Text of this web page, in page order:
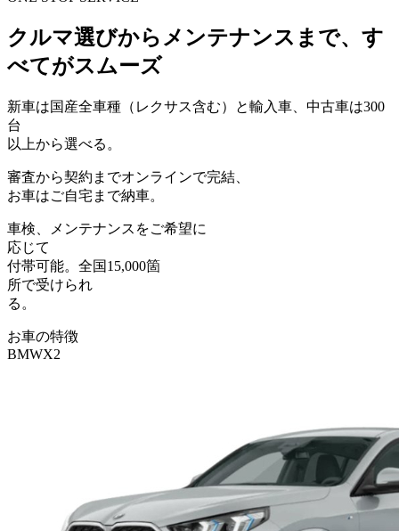
クルマ選びからメンテナンスまで、す
べてがスムーズ
新車は国産全車種（レクサス含む）と輸入車 、中古車は300
台
以上から選べる。
審査から契約までオンラインで完結、
お車はご自宅まで納車。
車検、メンテナンス をご希望に
応じて
付帯可能。全国15,000箇
所で受けられ
る。
お車の特徴
BMWX2